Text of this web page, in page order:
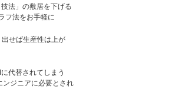
法」の敷居を下げる
フ法をお手軽に
せば生産性は上が
代替されてしまう
ジニアに必要とされ